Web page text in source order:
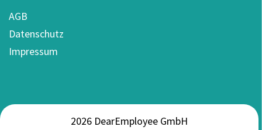
AGB
Datenschutz
Impressum
2026 DearEmployee GmbH